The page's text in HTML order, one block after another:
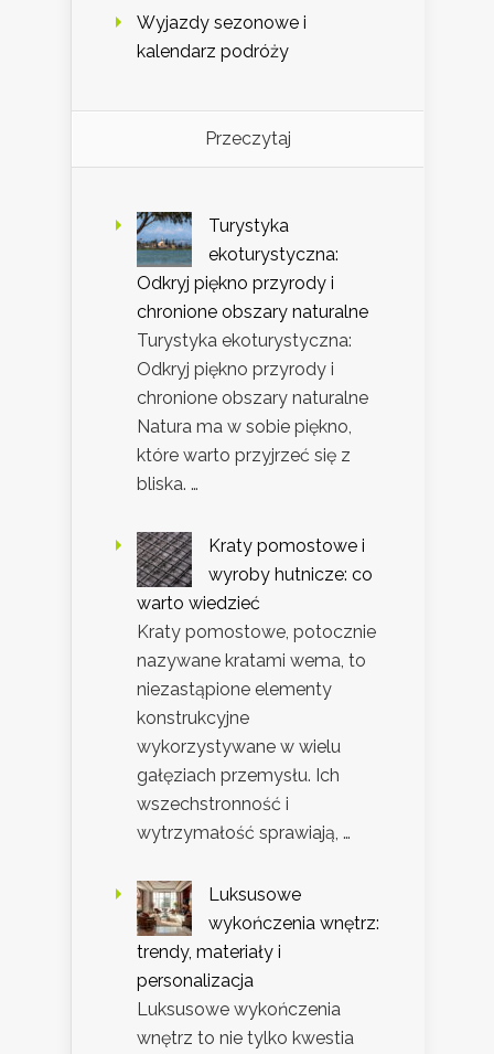
Wyjazdy sezonowe i
kalendarz podróży
Przeczytaj
Turystyka
ekoturystyczna:
Odkryj piękno przyrody i
chronione obszary naturalne
Turystyka ekoturystyczna:
Odkryj piękno przyrody i
chronione obszary naturalne
Natura ma w sobie piękno,
które warto przyjrzeć się z
bliska. …
Kraty pomostowe i
wyroby hutnicze: co
warto wiedzieć
Kraty pomostowe, potocznie
nazywane kratami wema, to
niezastąpione elementy
konstrukcyjne
wykorzystywane w wielu
gałęziach przemysłu. Ich
wszechstronność i
wytrzymałość sprawiają, …
Luksusowe
wykończenia wnętrz:
trendy, materiały i
personalizacja
Luksusowe wykończenia
wnętrz to nie tylko kwestia